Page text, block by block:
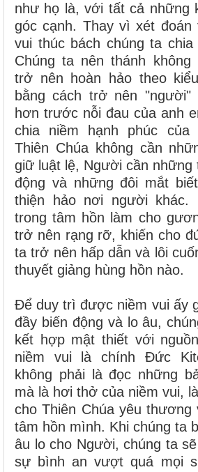
như họ là, với tất cả những
góc cạnh. Thay vì xét đoán
vui thúc bách chúng ta
Chúng ta nên thánh không
trở nên hoàn hảo theo
bằng cách trở nên "người"
hơn trước nỗi đau của anh
chia niềm hạnh phúc của
Thiên Chúa không cần
giữ luật lệ, Người cần những
động và những đôi mắt
thiện hảo nơi người khác.
trong tâm hồn làm cho
trở nên rạng rỡ, khiến cho
ta trở nên hấp dẫn và lôi
thuyết giảng hùng hồn nào.
Để duy trì được niềm vui ấy
đầy biến động và lo âu,
kết hợp mật thiết với
niềm vui là chính Đức
không phải là đọc những
mà là hơi thở của niềm vui,
cho Thiên Chúa yêu
tâm hồn mình. Khi chúng ta
âu lo cho Người, chúng ta
sự bình an vượt quá mọi